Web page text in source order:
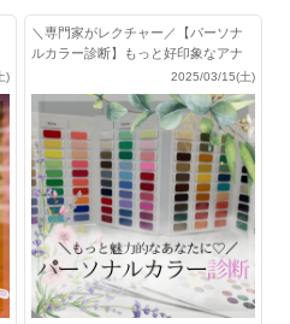
)
＼専門家がレクチャー／【パーソナ
ルカラー診断】もっと好印象なアナ
2025/03/15(土)